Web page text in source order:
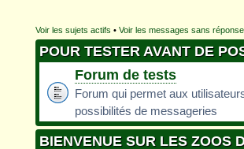
Voir les sujets actifs • Voir les messages sans réponse
POUR TESTER AVANT DE
Forum de tests
Forum qui permet aux
possibilités de messageries
BIENVENUE SUR LES ZOOS